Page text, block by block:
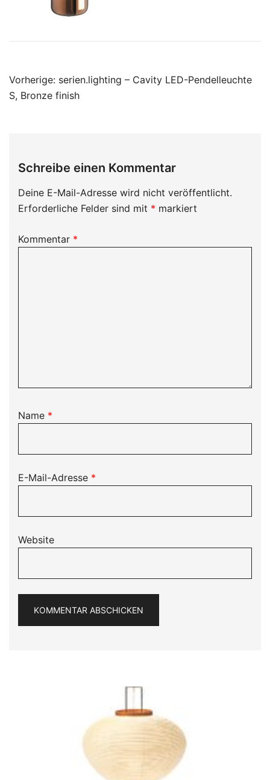
Beitragsnavigation
Vorherige: serien.lighting – Cavity LED-Pendelleuchte
S, Bronze finish
Schreibe einen Kommentar
Deine E-Mail-Adresse wird nicht veröffentlicht.
Erforderliche Felder sind mit * markiert
Kommentar *
Name *
E-Mail-Adresse *
Website